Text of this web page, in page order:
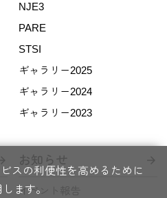
NJE3
PARE
STSI
ギャラリー2025
ギャラリー2024
ギャラリー2023
お知らせ
イベント報告
スの利便性を高めるために
ます。